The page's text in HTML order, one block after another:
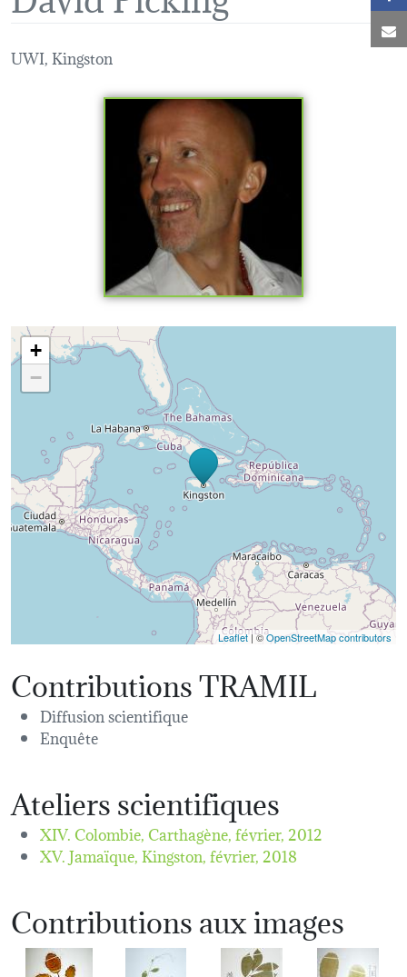
UWI, Kingston
Loading map...
+
−
Leaflet| ©OpenStreetMap contributors
Contributions TRAMIL
Diffusion scientifique
Enquête
Ateliers scientifiques
XIV. Colombie, Carthagène,février, 2012
XV. Jamaïque, Kingston,février, 2018
Contributions aux images